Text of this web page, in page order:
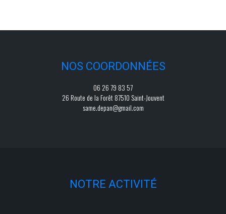
NOS COORDONNÉES
06 26 79 83 57
26 Route de la Forêt 87510 Saint-Jouvent
same.depan@gmail.com
NOTRE ACTIVITÉ